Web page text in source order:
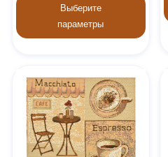
Выберите
параметры